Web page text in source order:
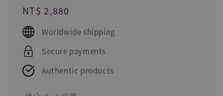
Regular
price
NT$ 2,880
Worldwide shipping
Secure payments
Authentic products